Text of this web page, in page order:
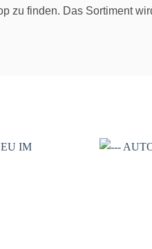
zu finden. Das Sortiment